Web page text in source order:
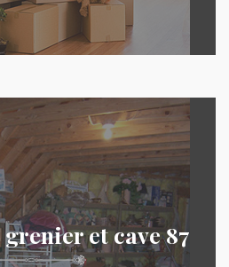
et cave 87